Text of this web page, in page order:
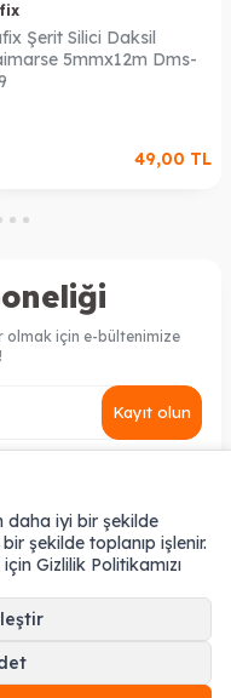
Şerit Silici Daksil
5mmx12m Dms-
49,00 TL
olmak için e-bültenimize
Kayıt olun
daha iyi bir şekilde
şekilde toplanıp işlenir.
Gizlilik Politikamızı